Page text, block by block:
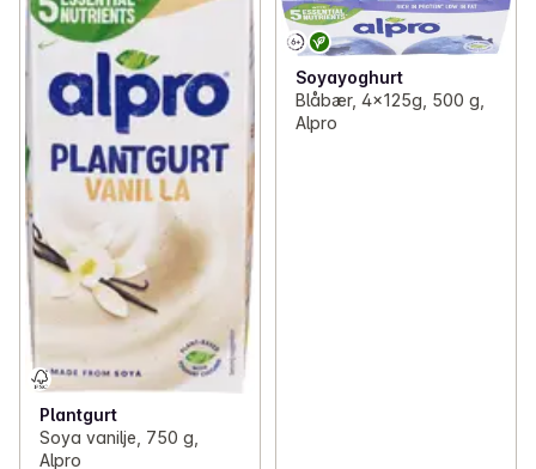
Plantgurt
Soya vanilje, 750 g,
Alpro
Soyayoghurt
Blåbær, 4x125g, 500 g,
Alpro